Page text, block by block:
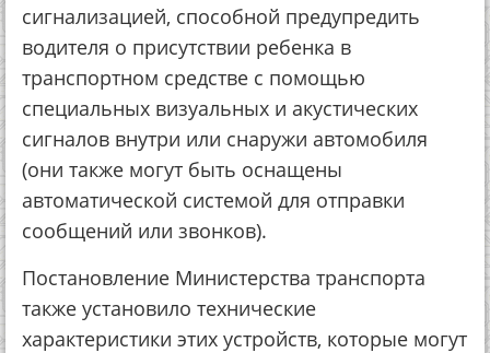
сигнализацией, способной предупредить
водителя о присутствии ребенка в
транспортном средстве с помощью
специальных визуальных и акустических
сигналов внутри или снаружи автомобиля
(они также могут быть оснащены
автоматической системой для отправки
сообщений или звонков).
Постановление Министерства транспорта
также установило технические
характеристики этих устройств, которые могут